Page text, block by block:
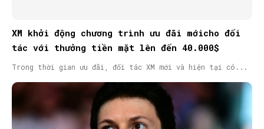
XM khởi động chương trình ưu đãi mớicho đối
tác với thưởng tiền mặt lên đến 40.000$
Trong thời gian ưu đãi, đối tác XM mới và hiện tại có...